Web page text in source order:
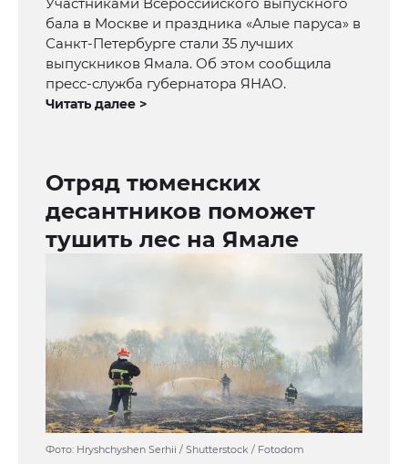
бала в Москве и праздника «Алые паруса» в
Санкт-Петербурге стали 35 лучших
выпускников Ямала. Об этом сообщила
пресс-служба губернатора ЯНАО.
Читать далее >
Отряд тюменских
десантников поможет
тушить лес на Ямале
Фото: Hryshchyshen Serhii / Shutterstock / Fotodom